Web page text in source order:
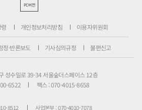
PC버전
개인정보처리방침 이용자위원회
정·반론보도 기사심의규정 불편신고
성수일로 39-34 서울숲더스페이스 12층
6522
팩스 : 070-4015-8658
8512 사업본부 : 070-4010-7078